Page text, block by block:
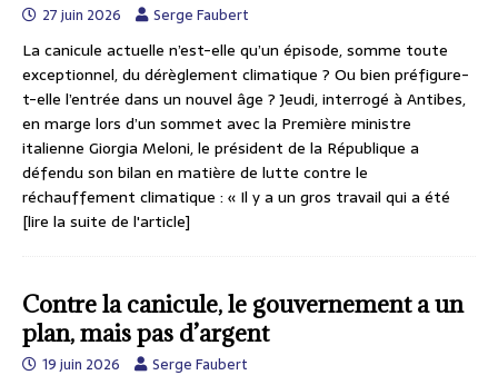
27 juin 2026 Serge Faubert
La canicule actuelle n’est-elle qu’un épisode, somme toute
exceptionnel, du dérèglement climatique ? Ou bien préfigure-
t-elle l’entrée dans un nouvel âge ? Jeudi, interrogé à Antibes,
en marge lors d’un sommet avec la Première ministre
italienne Giorgia Meloni, le président de la République a
défendu son bilan en matière de lutte contre le
réchauffement climatique : « Il y a un gros travail qui a été
[lire la suite de l'article]
Contre la canicule, le gouvernement a un
plan, mais pas d’argent
19 juin 2026 Serge Faubert